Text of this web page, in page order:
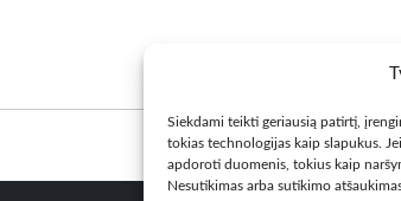
Siekdami teikti geriausią patirtį,
tokias technologijas kaip slapukus.
apdoroti duomenis, tokius kaip
Nesutikimas arba sutikimo